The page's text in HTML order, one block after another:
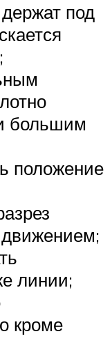
под
большим
положение
линии;
кроме